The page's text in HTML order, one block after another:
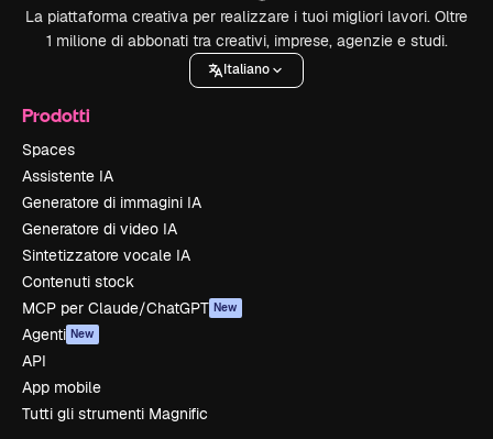
La piattaforma creativa per realizzare i tuoi migliori lavori. Oltre
1 milione di abbonati tra creativi, imprese, agenzie e studi.
Italiano
Prodotti
Spaces
Assistente IA
Generatore di immagini IA
Generatore di video IA
Sintetizzatore vocale IA
Contenuti stock
MCP per Claude/ChatGPT New
Agenti New
API
App mobile
Tutti gli strumenti Magnific